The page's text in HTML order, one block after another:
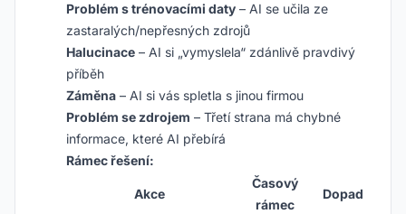
Problém s trénovacími daty – AI se učila ze
zastaralých/nepřesných zdrojů
Halucinace – AI si „vymyslela“ zdánlivě pravdivý
příběh
Záměna – AI si vás spletla s jinou firmou
Problém se zdrojem – Třetí strana má chybné
informace, které AI přebírá
Rámec řešení:
Akce
Časový
rámec
Dopad